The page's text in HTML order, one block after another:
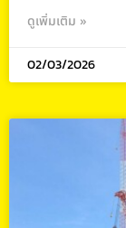
ดูเพิ่มเติม »
02/03/2026